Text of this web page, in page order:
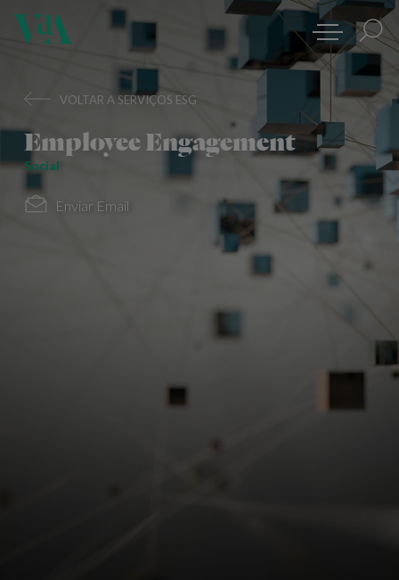
VOLTAR A SERVIÇOS ESG
Employee Engagement
Social
Enviar Email